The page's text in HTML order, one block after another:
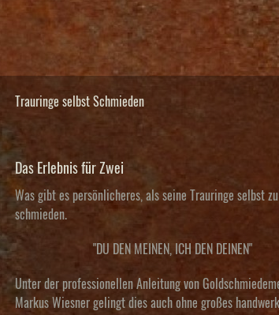
Trauringe selbst Schmieden
Das Erlebnis für Zwei
Was gibt es persönlicheres, als seine Trauringe selbst zu
schmieden.
"DU DEN MEINEN, ICH DEN DEINEN"
Unter der professionellen Anleitung von
Markus Wiesner gelingt dies auch ohne großes